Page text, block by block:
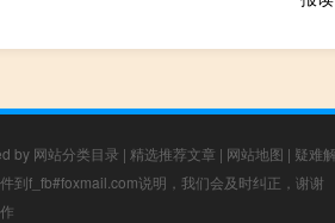
by 网站分类目录 | 精选推荐文章 | 网站地图 | 疑难
到f_fb#foxmail.com说明，我们会及时纠正，谢谢